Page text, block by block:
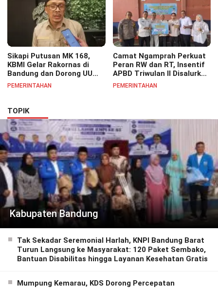
Sikapi Putusan MK 168,
KBMI Gelar Rakornas di
Bandung dan Dorong UU
Perlindungan Pekerja
PEMERINTAHAN
Camat Ngamprah Perkuat
Peran RW dan RT, Insentif
APBD Triwulan II Disalurkan
untuk Tingkatkan
PEMERINTAHAN
TOPIK
Kabupaten Bandung
Tak Sekadar Seremonial Harlah, KNPI Bandung Barat
Turun Langsung ke Masyarakat: 120 Paket Sembako,
Bantuan Disabilitas hingga Layanan Kesehatan Gratis
Mumpung Kemarau, KDS Dorong Percepatan